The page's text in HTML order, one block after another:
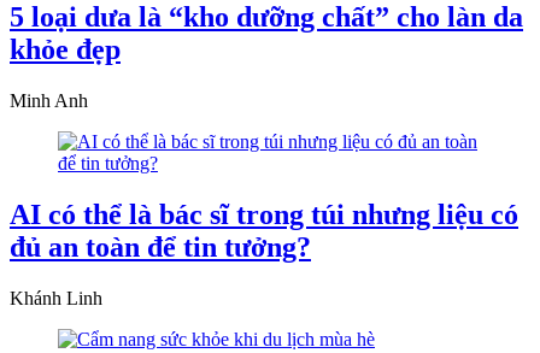
5 loại dưa là “kho dưỡng chất” cho làn da
khỏe đẹp
Minh Anh
AI có thể là bác sĩ trong túi nhưng liệu có
đủ an toàn để tin tưởng?
Khánh Linh